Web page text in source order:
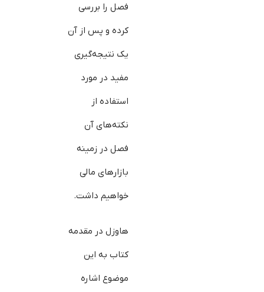
فصل را بررسی
کرده و پس از آن
یک نتیجه‌گیری
مفید در مورد
استفاده از
نکته‌های آن
فصل در زمینه
بازارهای مالی
خواهیم داشت.
هاوزل در مقدمه
کتاب به این
موضوع اشاره